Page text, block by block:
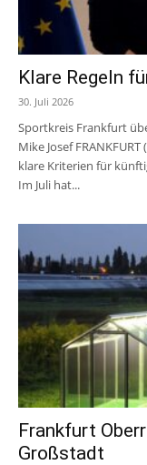
Klare Regeln
30. Juli 2026
Sportkreis Frankfurt
Mike Josef
klare Kriterien für
Im Juli hat...
Frankfurt
Großstadt